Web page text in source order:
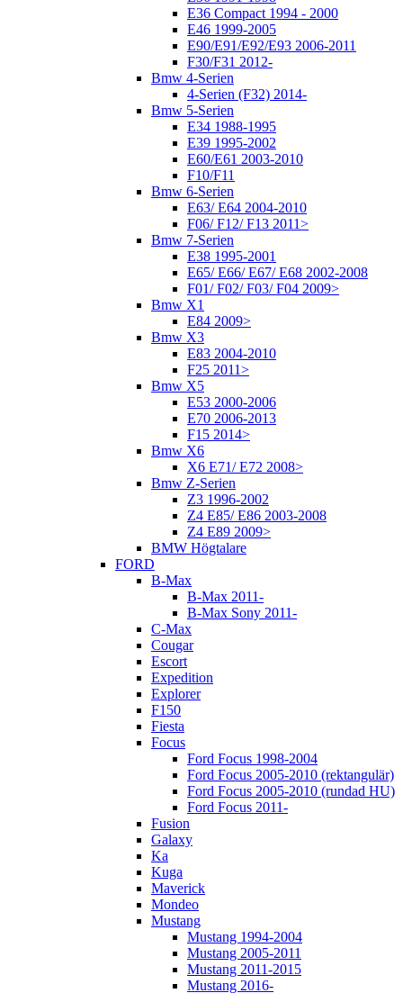
E36 Compact 1994 - 2000
E46 1999-2005
E90/E91/E92/E93 2006-2011
F30/F31 2012-
Bmw 4-Serien
4-Serien (F32) 2014-
Bmw 5-Serien
E34 1988-1995
E39 1995-2002
E60/E61 2003-2010
F10/F11
Bmw 6-Serien
E63/ E64 2004-2010
F06/ F12/ F13 2011>
Bmw 7-Serien
E38 1995-2001
E65/ E66/ E67/ E68 2002-2008
F01/ F02/ F03/ F04 2009>
Bmw X1
E84 2009>
Bmw X3
E83 2004-2010
F25 2011>
Bmw X5
E53 2000-2006
E70 2006-2013
F15 2014>
Bmw X6
X6 E71/ E72 2008>
Bmw Z-Serien
Z3 1996-2002
Z4 E85/ E86 2003-2008
Z4 E89 2009>
BMW Högtalare
FORD
B-Max
B-Max 2011-
B-Max Sony 2011-
C-Max
Cougar
Escort
Expedition
Explorer
F150
Fiesta
Focus
Ford Focus 1998-2004
Ford Focus 2005-2010 (rektangulär)
Ford Focus 2005-2010 (rundad HU)
Ford Focus 2011-
Fusion
Galaxy
Ka
Kuga
Maverick
Mondeo
Mustang
Mustang 1994-2004
Mustang 2005-2011
Mustang 2011-2015
Mustang 2016-